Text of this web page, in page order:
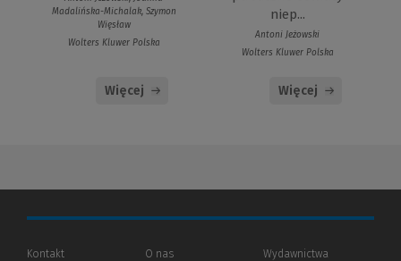
Madalińska-Michalak, Szymon
Więsław
Wolters Kluwer Polska
Więcej
niep...
Antoni Jeżowski
Wolters Kluwer Polska
Więcej
Kontakt
O nas
Wydawnictwa